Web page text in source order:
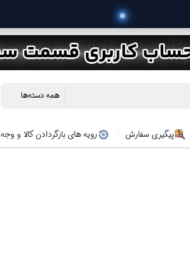
پیگیری سفارش رویه های بازگردادن کالا و وجه